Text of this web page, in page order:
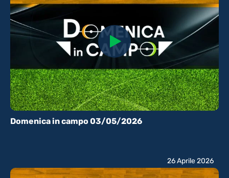
Domenica in campo 03/05/2026
26 Aprile 2026